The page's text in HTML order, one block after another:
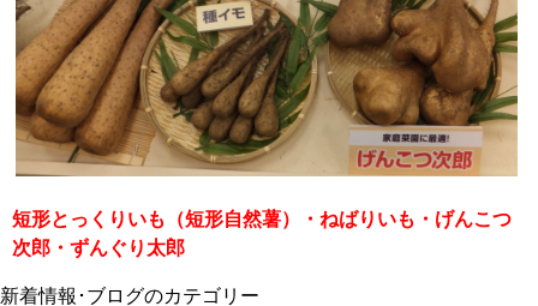
短形とっくりいも（短形自然薯）・ねばりいも・げんこつ
次郎・ずんぐり太郎
新着情報･ブログのカテゴリー